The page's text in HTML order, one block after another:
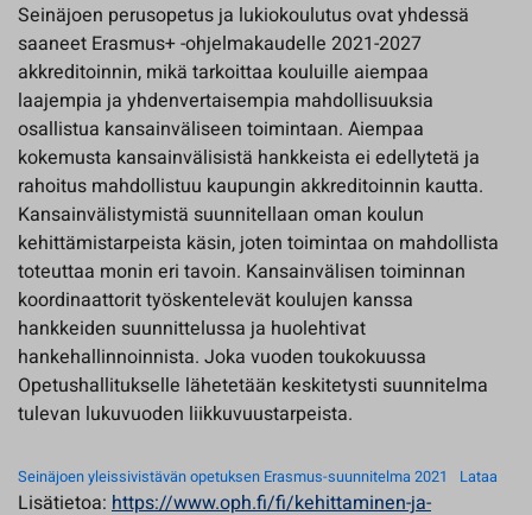
Seinäjoen perusopetus ja lukiokoulutus ovat yhdessä
saaneet Erasmus+ -ohjelmakaudelle 2021-2027
akkreditoinnin, mikä tarkoittaa kouluille aiempaa
laajempia ja yhdenvertaisempia mahdollisuuksia
osallistua kansainväliseen toimintaan. Aiempaa
kokemusta kansainvälisistä hankkeista ei edellytetä ja
rahoitus mahdollistuu kaupungin akkreditoinnin kautta.
Kansainvälistymistä suunnitellaan oman koulun
kehittämistarpeista käsin, joten toimintaa on mahdollista
toteuttaa monin eri tavoin. Kansainvälisen toiminnan
koordinaattorit työskentelevät koulujen kanssa
hankkeiden suunnittelussa ja huolehtivat
hankehallinnoinnista. Joka vuoden toukokuussa
Opetushallitukselle lähetetään keskitetysti suunnitelma
tulevan lukuvuoden liikkuvuustarpeista.
Seinäjoen yleissivistävän opetuksen Erasmus-suunnitelma 2021 Lataa
Lisätietoa: https://www.oph.fi/fi/kehittaminen-ja-